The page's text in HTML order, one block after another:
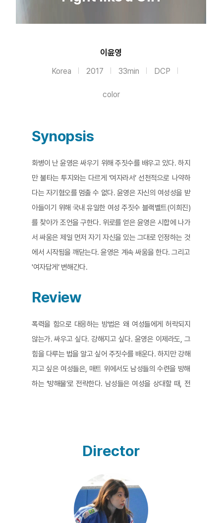
이윤영
Korea 2017 33min DCP
color
Synopsis
화병이 난 윤영은 싸우기 위해 주짓수를 배우고 있다. 하지
만 불타는 투지와는 다르게 ‘여자라서’ 선천적으로 나약하
다는 자기혐오를 멈출 수 없다. 윤영은 자신의 여성성을 받
아들이기 위해 국내 유일한 여성 주짓수 블랙벨트(이희진)
를 찾아가 조언을 구한다. 위로를 얻은 윤영은 시합에 나가
서 싸움은 제일 먼저 자기 자신을 있는 그대로 인정하는 것
에서 시작됨을 깨닫는다. 윤영은 계속 싸움을 한다. 그리고
'여자답게’ 변해간다.
Review
폭력을 힘으로 대응하는 방법은 왜 여성들에게 허락되지
않는가. 싸우고 싶다. 강해지고 싶다. 윤영은 이제라도, 그
힘을 다루는 법을 알고 싶어 주짓수를 배운다. 하지만 강해
지고 싶은 여성들은, 매트 위에서도 남성들의 수련을 방해
하는 ‘방해물’로 전락한다. 남성들은 여성을 상대할 때, 전
만큼, 화면은 이런 현실을 대변하듯 시종일관 흔들린다. 하
지만 강해지고 싶은 윤영이, 흔들리는 순간에도 싸움을 결
코 포기하지 않기에 카메라도 있는 힘껏, 끝까지 세상을 향
해 시선을 던진다.
주짓수 대회에 참가하고, 국내 유일 여성 주짓수 블랙벨트
이희진 관장을 만나고 나서 윤영은 힘에 대한 답을 얻는다.
Director